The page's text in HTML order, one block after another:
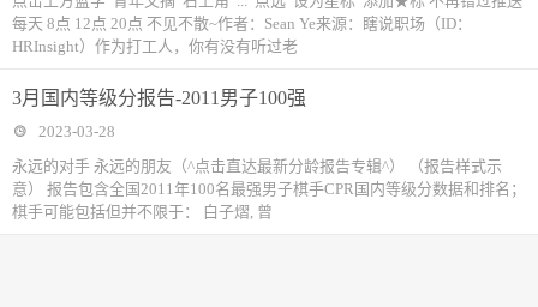
每天 8点 12点 20点 不见不散~作者：Sean Ye来源：瞎说职场（ID：
HRInsight）作为打工人，你有没有听过老
3月国内等级分报告-2011男子100强
2023-03-28
永远的对手 永远的朋友（^点击直达最新分龄报告专辑^） （报告样式示
意） 报告包含全国2011年100名最强男子棋手CPR国内等级分数据和排名；
棋手可能包括但并不限于： 白子熠, 曾